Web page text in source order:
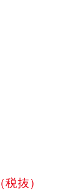
（税抜）